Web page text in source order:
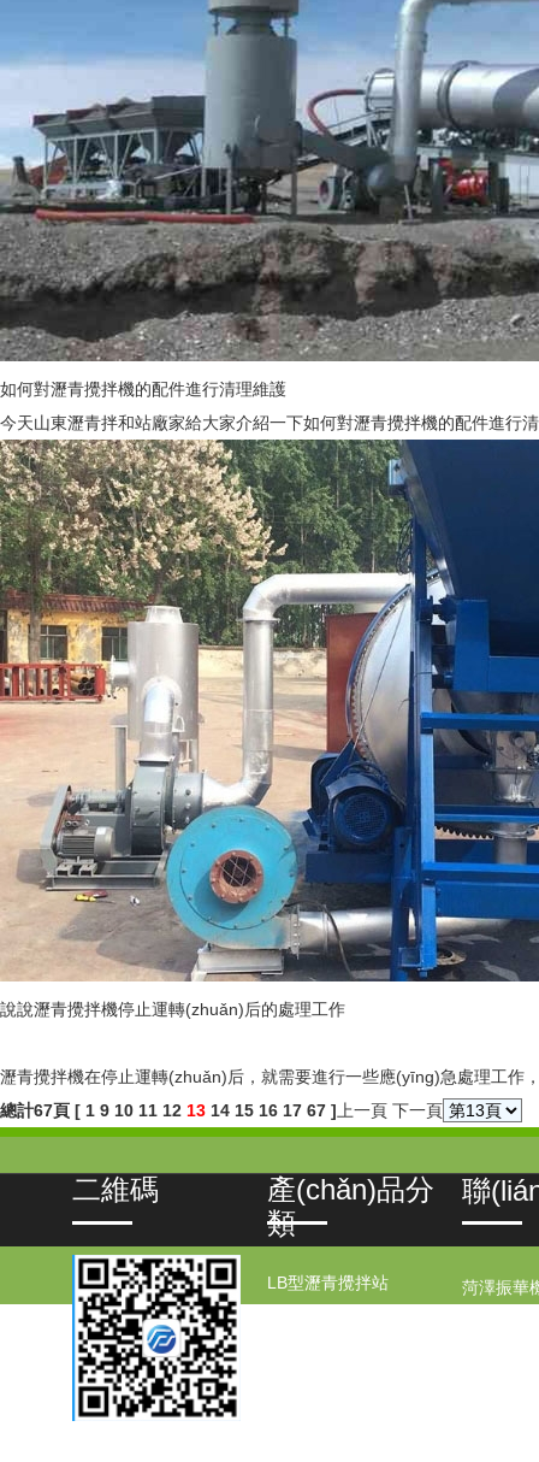
如何對瀝青攪拌機的配件進行清理維護
今天山東瀝青拌和站廠家給大家介紹一下如何對瀝青攪拌機的配件進行清理
說說瀝青攪拌機停止運轉(zhuǎn)后的處理工作
瀝青攪拌機在停止運轉(zhuǎn)后，就需要進行一些應(yīng)急處理工作
總計67頁 [ 1 9 10 11 12 13 14 15 16 17 67 ] 上一頁 下一頁
二維碼
產(chǎn)品分
類
LB型瀝青攪拌站
聯
菏澤振華